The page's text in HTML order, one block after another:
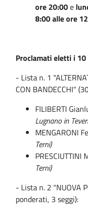
ore 20:00e
8:00 alle ore
Proclamati eletti i
- Lista n. 1
CON BANDECCHI"
FILIBERTI
Lugnano in
MENGARONI
Terni)
PRESCIUTTINI
Terni)
- Lista n. 2 "NUOVA
ponderati, 3 seggi):